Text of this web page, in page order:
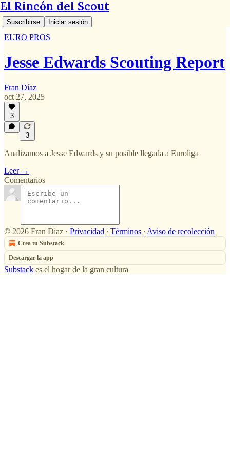
El Rincón del Scout
Suscribirse Iniciar sesión
EURO PROS
Jesse Edwards Scouting Report
Fran Díaz
oct 27, 2025
3
3
Analizamos a Jesse Edwards y su posible llegada a Euroliga
Leer →
Comentarios
© 2026 Fran Díaz · Privacidad ∙ Términos ∙ Aviso de recolección
Crea tu Substack
Descargar la app
Substack es el hogar de la gran cultura